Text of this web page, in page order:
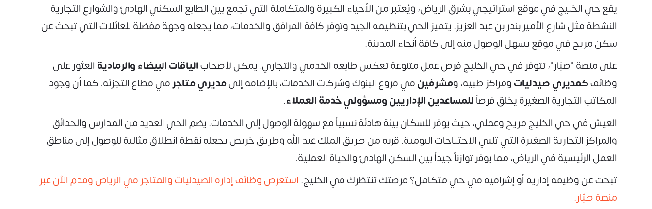
يقع حي الخليج في موقع استراتيجي بشرق الرياض، ويُعتبر من الأحياء الكبيرة والمتكاملة التي تجمع بين الطابع السكني الهادئ والشوارع التجارية
النشطة مثل شارع الأمير بندر بن عبد العزيز. يتميز الحي بتنظيمه الجيد وتوفر كافة المرافق والخدمات، مما يجعله وجهة مفضلة للعائلات التي تبحث عن
سكن مريح في موقع يسهل الوصول منه إلى كافة أنحاء المدينة.
على منصة "صبّار"، تتوفر في حي الخليج فرص عمل متنوعة تعكس طابعه الخدمي والتجاري. يمكن لأصحابالياقات البيضاء والرمادية العثور على
وظائفكمديري صيدلياتومراكز طبية، ومشرفينفي فروع البنوك وشركات الخدمات، بالإضافة إلىمديري متاجرفي قطاع التجزئة. كما أن وجود
المكاتب التجارية الصغيرة يخلق فرصاًللمساعدين الإداريين ومسؤولي خدمة العملاء.
العيش في حي الخليج مريح وعملي، حيث يوفر للسكان بيئة هادئة نسبياً مع سهولة الوصول إلى الخدمات. يضم الحي العديد من المدارس والحدائق
والمراكز التجارية الصغيرة التي تلبي الاحتياجات اليومية. قربه من طريق الملك عبد الله وطريق خريص يجعله نقطة انطلاق مثالية للوصول إلى مناطق
العمل الرئيسية في الرياض، مما يوفر توازناً جيداً بين السكن الهادئ والحياة العملية.
تبحث عن وظيفة إدارية أو إشرافية في حي متكامل؟ فرصتك تنتظرك في الخليج. استعرض وظائف إدارة الصيدليات والمتاجر في الرياض وقدم الآن عبر
منصة صبّار.